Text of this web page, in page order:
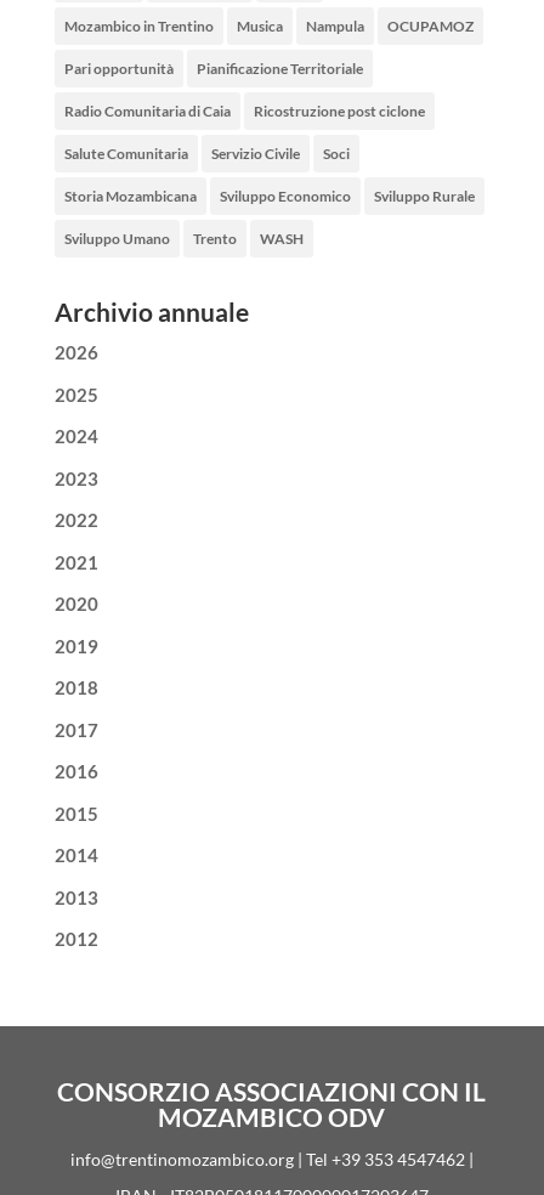
Mozambico in Trentino Musica Nampula OCUPAMOZ
Pari opportunità Pianificazione Territoriale
Radio Comunitaria di Caia Ricostruzione post ciclone
Salute Comunitaria Servizio Civile Soci
Storia Mozambicana Sviluppo Economico Sviluppo Rurale
Sviluppo Umano Trento WASH
Archivio annuale
2026
2025
2024
2023
2022
2021
2020
2019
2018
2017
2016
2015
2014
2013
2012
CONSORZIO ASSOCIAZIONI CON IL
MOZAMBICO ODV
info@trentinomozambico.org | Tel +39 353 4547462 |